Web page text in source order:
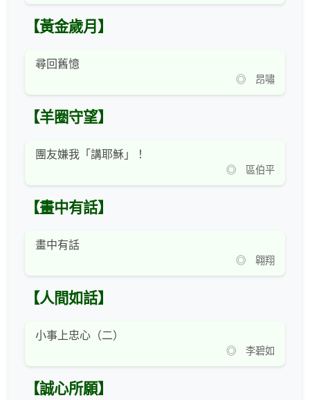
【黃金歲月】
尋回舊憶
◎ 昂嘯
【羊圈守望】
團友嫌我「講耶穌」！
◎ 區伯平
【畫中有話】
畫中有話
◎ 翱翔
【人間如話】
小事上忠心（二）
◎ 李碧如
【誠心所願】